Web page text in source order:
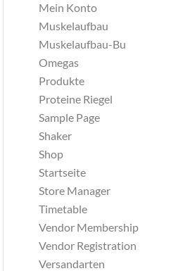
Mein Konto
Muskelaufbau
Muskelaufbau-Bu
Omegas
Produkte
Proteine Riegel
Sample Page
Shaker
Shop
Startseite
Store Manager
Timetable
Vendor Membership
Vendor Registration
Versandarten